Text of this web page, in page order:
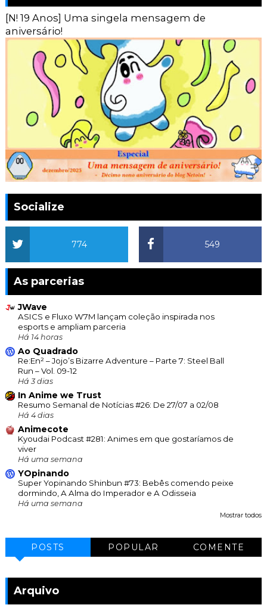
[N! 19 Anos] Uma singela mensagem de
aniversário!
Socialize
549
774
As parcerias
JWave
ASICS e Fluxo W7M lançam coleção inspirada nos
esports e ampliam parceria
Há 14 horas
Ao Quadrado
Re:En² – Jojo’s Bizarre Adventure – Parte 7: Steel Ball
Run – Vol. 09-12
Há 3 dias
In Anime we Trust
Resumo Semanal de Notícias #26: De 27/07 a 02/08
Há 4 dias
Animecote
Kyoudai Podcast #281: Animes em que gostaríamos de
viver
Há uma semana
YOpinando
Super Yopinando Shinbun #73: Bebês comendo peixe
dormindo, A Alma do Imperador e A Odisseia
Há uma semana
Mostrar todos
POSTS POPULAR COMENTE
Arquivo